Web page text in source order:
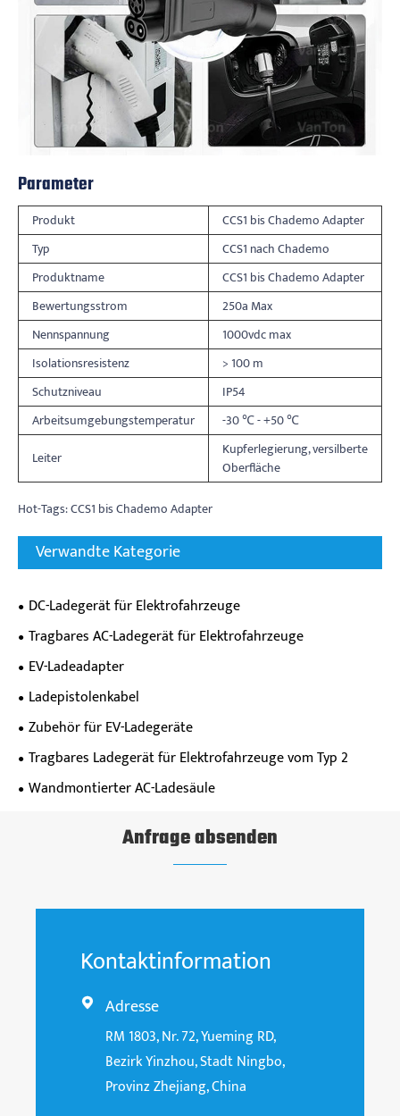
Parameter
Produkt
CCS1 bis Chademo Adapter
Typ
CCS1 nach Chademo
Produktname
CCS1 bis Chademo Adapter
Bewertungsstrom
250a Max
Nennspannung
1000vdc max
Isolationsresistenz
> 100 m
Schutzniveau
IP54
Arbeitsumgebungstemperatur
-30 ℃ - +50 ℃
Leiter
Kupferlegierung, versilberte
Oberfläche
Hot-Tags: CCS1 bis Chademo Adapter
Verwandte Kategorie
DC-Ladegerät für Elektrofahrzeuge
Tragbares AC-Ladegerät für Elektrofahrzeuge
EV-Ladeadapter
Ladepistolenkabel
Zubehör für EV-Ladegeräte
Tragbares Ladegerät für Elektrofahrzeuge vom Typ 2
Wandmontierter AC-Ladesäule
Anfrage absenden
Kontaktinformation
 Adresse
RM 1803, Nr. 72, Yueming RD,
Bezirk Yinzhou, Stadt Ningbo,
Provinz Zhejiang, China